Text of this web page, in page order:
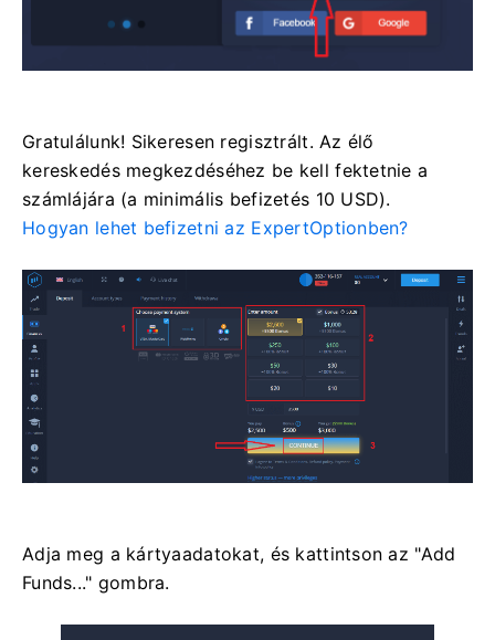
Gratulálunk! Sikeresen regisztrált. Az élő
kereskedés megkezdéséhez be kell fektetnie a
számlájára (a minimális befizetés 10 USD).
Hogyan lehet befizetni az ExpertOptionben?
Adja meg a kártyaadatokat, és kattintson az "Add
Funds..." gombra.